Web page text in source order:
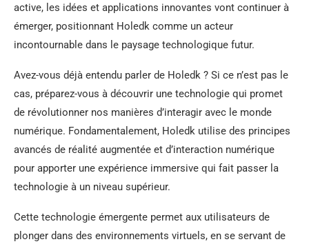
active, les idées et applications innovantes vont continuer à
émerger, positionnant Holedk comme un acteur
incontournable dans le paysage technologique futur.
Avez-vous déjà entendu parler de Holedk ? Si ce n’est pas le
cas, préparez-vous à découvrir une technologie qui promet
de révolutionner nos manières d’interagir avec le monde
numérique. Fondamentalement, Holedk utilise des principes
avancés de réalité augmentée et d’interaction numérique
pour apporter une expérience immersive qui fait passer la
technologie à un niveau supérieur.
Cette technologie émergente permet aux utilisateurs de
plonger dans des environnements virtuels, en se servant de